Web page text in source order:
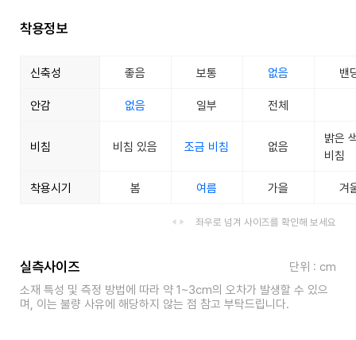
착용정보
신축성 좋음 보통 없음 밴
안감 없음 일부 전체
비침 비침 있음 조금 비침 없음
밝은
비침
착용시기 봄 여름 가을 겨
좌우로 넘겨 사이즈를 확인해 보세요
실측사이즈
단위 : cm
소재 특성 및 측정 방법에 따라 약 1~3cm의 오차가 발생할 수 있으
며, 이는 불량 사유에 해당하지 않는 점 참고 부탁드립니다.